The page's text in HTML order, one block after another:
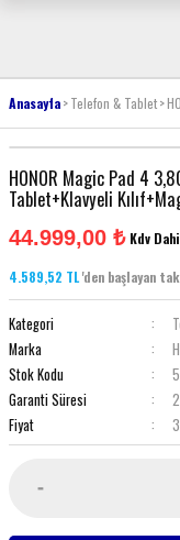
Anasayfa Telefon & Tablet
HONOR Magic Pad 4
Tablet+Klavyeli
44.999,00 ₺ Kdv
4.589,52 TL'den başlayan
Kategori
Marka
Stok Kodu
Garanti Süresi
Fiyat